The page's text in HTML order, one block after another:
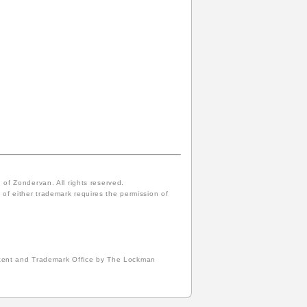
Zondervan. All rights reserved.
either trademark requires the permission of
and Trademark Office by The Lockman